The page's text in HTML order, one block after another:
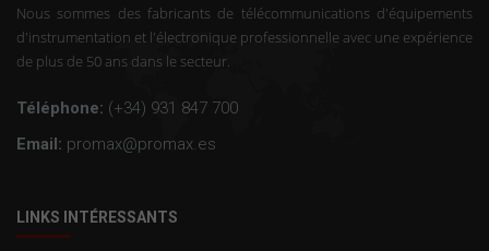
Nous sommes des fabricants de télécommunications d'équipements
d'instrumentation et l'électronique professionnelle avec une expérience
de plus de 50 ans dans le secteur.
Téléphone: (+34) 931 847 700
Email: promax@promax.es
LINKS INTÉRESSANTS